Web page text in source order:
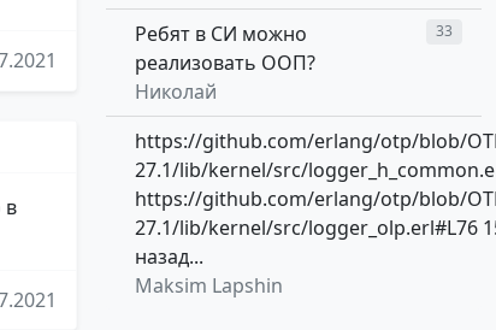
в
Ребят в СИ можно
реализовать ООП?
Николай
33
https://github.com/erlang/otp/blob/
27.1/lib/kernel/src/
https://github.com/erlang/otp/blob/
27.1/lib/kernel/src/logger_olp.erl#L76
назад...
Maksim Lapshin